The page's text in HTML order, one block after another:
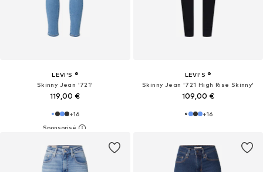
LEVI'S ®
Skinny Jean '721'
119,00 €
+16
LEVI'S ®
Skinny Jean '721 High Rise Skinny'
109,00 €
+16